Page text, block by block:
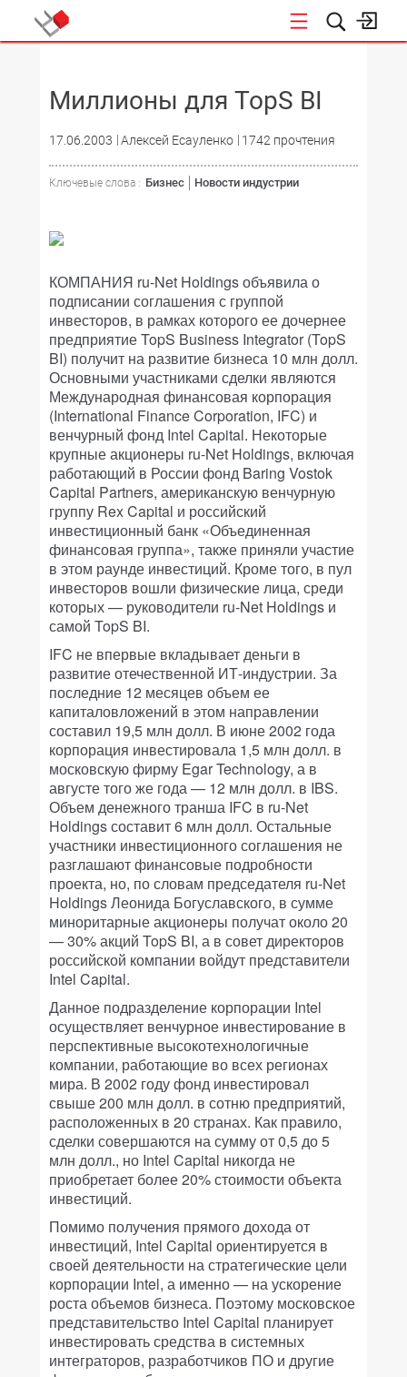
Миллионы для TopS BI
17.06.2003 Алексей Есауленко 1742 прочтения
Ключевые слова : Бизнес Новости индустрии
КОМПАНИЯ ru-Net Holdings объявила о
подписании соглашения с группой
инвесторов, в рамках которого ее дочернее
предприятие TopS Business Integrator (TopS
BI) получит на развитие бизнеса 10 млн долл.
Основными участниками сделки являются
Международная финансовая корпорация
(International Finance Corporation, IFC) и
венчурный фонд Intel Capital. Некоторые
крупные акционеры ru-Net Holdings, включая
работающий в России фонд Baring Vostok
Capital Partners, американскую венчурную
группу Rex Capital и российский
инвестиционный банк «Объединенная
финансовая группа», также приняли участие
в этом раунде инвестиций. Кроме того, в пул
инвесторов вошли физические лица, среди
которых — руководители ru-Net Holdings и
самой TopS BI.
IFC не впервые вкладывает деньги в
развитие отечественной ИТ-индустрии. За
последние 12 месяцев объем ее
капиталовложений в этом направлении
составил 19,5 млн долл. В июне 2002 года
корпорация инвестировала 1,5 млн долл. в
московскую фирму Egar Technology, а в
августе того же года — 12 млн долл. в IBS.
Объем денежного транша IFC в ru-Net
Holdings составит 6 млн долл. Остальные
участники инвестиционного соглашения не
разглашают финансовые подробности
проекта, но, по словам председателя ru-Net
Holdings Леонида Богуславского, в сумме
миноритарные акционеры получат около 20
— 30% акций TopS BI, а в совет директоров
российской компании войдут представители
Intel Capital.
Данное подразделение корпорации Intel
осуществляет венчурное инвестирование в
перспективные высокотехнологичные
компании, работающие во всех регионах
мира. В 2002 году фонд инвестировал
свыше 200 млн долл. в сотню предприятий,
расположенных в 20 странах. Как правило,
сделки совершаются на сумму от 0,5 до 5
млн долл., но Intel Capital никогда не
приобретает более 20% стоимости объекта
инвестиций.
Помимо получения прямого дохода от
инвестиций, Intel Capital ориентируется в
своей деятельности на стратегические цели
корпорации Intel, а именно — на ускорение
роста объемов бизнеса. Поэтому московское
представительство Intel Capital планирует
инвестировать средства в системных
интеграторов, разработчиков ПО и другие